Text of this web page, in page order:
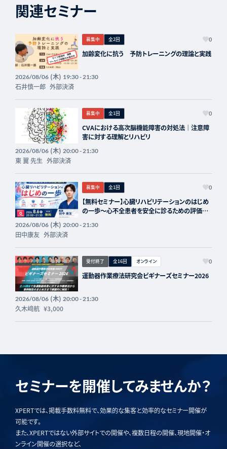
関連セミナー
募集中 全2回 0
加齢変化に抗う 予防トレーニングの理論と実践
2026/08/06(木) 19:30 - 21:30
石井慎一郎 外部決済
募集中 全1回 0
CVAにおける高次脳機能障害の対処法｜注意障
害に対する理解とリハビリ
2026/08/06(木) 20:00 - 21:30
東 翼 先生 外部決済
募集中 全1回 0
【無料セミナー】心臓リハビリテーションのはじめ
の一歩〜心不全患者を安全に診るための評価と
2026/08/06(木) 20:00 - 21:30
田中康友 外部決済
受付終了 全16回 オンライン 0
運動器作業療法研究会ビギナーズセミナー2026
2026/08/06(木) 20:00 - 21:30
久木﨑航 ¥3,000
セミナーを開催してみませんか？
XPERTでは、掲載手数料無料で、効果的な集客と効率的なセミナー開催が
可能です。
また、XPERTではない外部サイトでの開催や、複数日程の開催、現地開催・オ
ンライン開催の選択など、